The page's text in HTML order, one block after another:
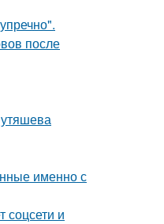
после
именно с
и